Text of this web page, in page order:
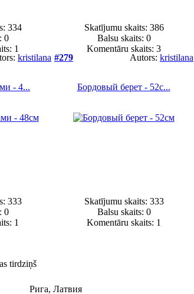
334
0
1
Skatījumu skaits: 386
Balsu skaits: 0
Komentāru skaits: 3
kristilana
- 4...
333
0
1
#279 Autors: kristilana
Бордовый берет - 52с...
Skatījumu skaits: 333
Balsu skaits: 0
Komentāru skaits: 1
tirdziņš
Рига, Латвия